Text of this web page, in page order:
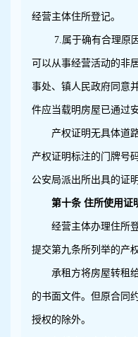
经营主体住所登记。
7.属于确有合理原
可以从事经营活动的非
事处、镇人民政府同意
件应当载明房屋已通过
产权证明无具体道
产权证明标注的门牌号
公安局派出所出具的证
第十条 住所使用证
经营主体办理住所
提交第九条所列举的产
承租方将房屋转租
的书面文件。但原合同
授权的除外。